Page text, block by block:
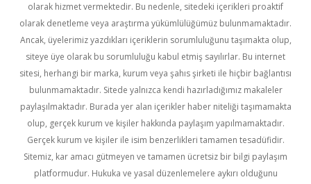
olarak hizmet vermektedir. Bu nedenle, sitedeki içerikleri proaktif
olarak denetleme veya araştırma yükümlülüğümüz bulunmamaktadır.
Ancak, üyelerimiz yazdıkları içeriklerin sorumluluğunu taşımakta olup,
siteye üye olarak bu sorumluluğu kabul etmiş sayılırlar. Bu internet
sitesi, herhangi bir marka, kurum veya şahıs şirketi ile hiçbir bağlantısı
bulunmamaktadır. Sitede yalnızca kendi hazırladığımız makaleler
paylaşılmaktadır. Burada yer alan içerikler haber niteliği taşımamakta
olup, gerçek kurum ve kişiler hakkında paylaşım yapılmamaktadır.
Gerçek kurum ve kişiler ile isim benzerlikleri tamamen tesadüfidir.
Sitemiz, kar amacı gütmeyen ve tamamen ücretsiz bir bilgi paylaşım
platformudur. Hukuka ve yasal düzenlemelere aykırı olduğunu